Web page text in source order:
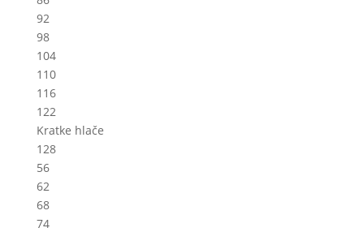
92
98
104
110
116
122
Kratke hlače
128
56
62
68
74